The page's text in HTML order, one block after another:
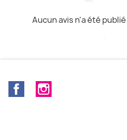
Aucun avis n'a été
Facebook